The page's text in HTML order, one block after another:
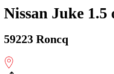
Nissan Juke 1.5
59223 Roncq